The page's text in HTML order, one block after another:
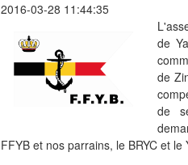
2016-03-28 11:44:35
de
de
de
FFYB et nos parrains, le BRYC et